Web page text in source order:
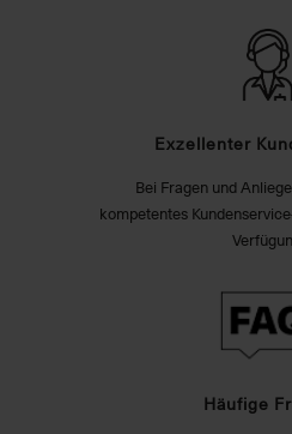
Exzellenter
Bei Fragen und
kompetentes
Häufige